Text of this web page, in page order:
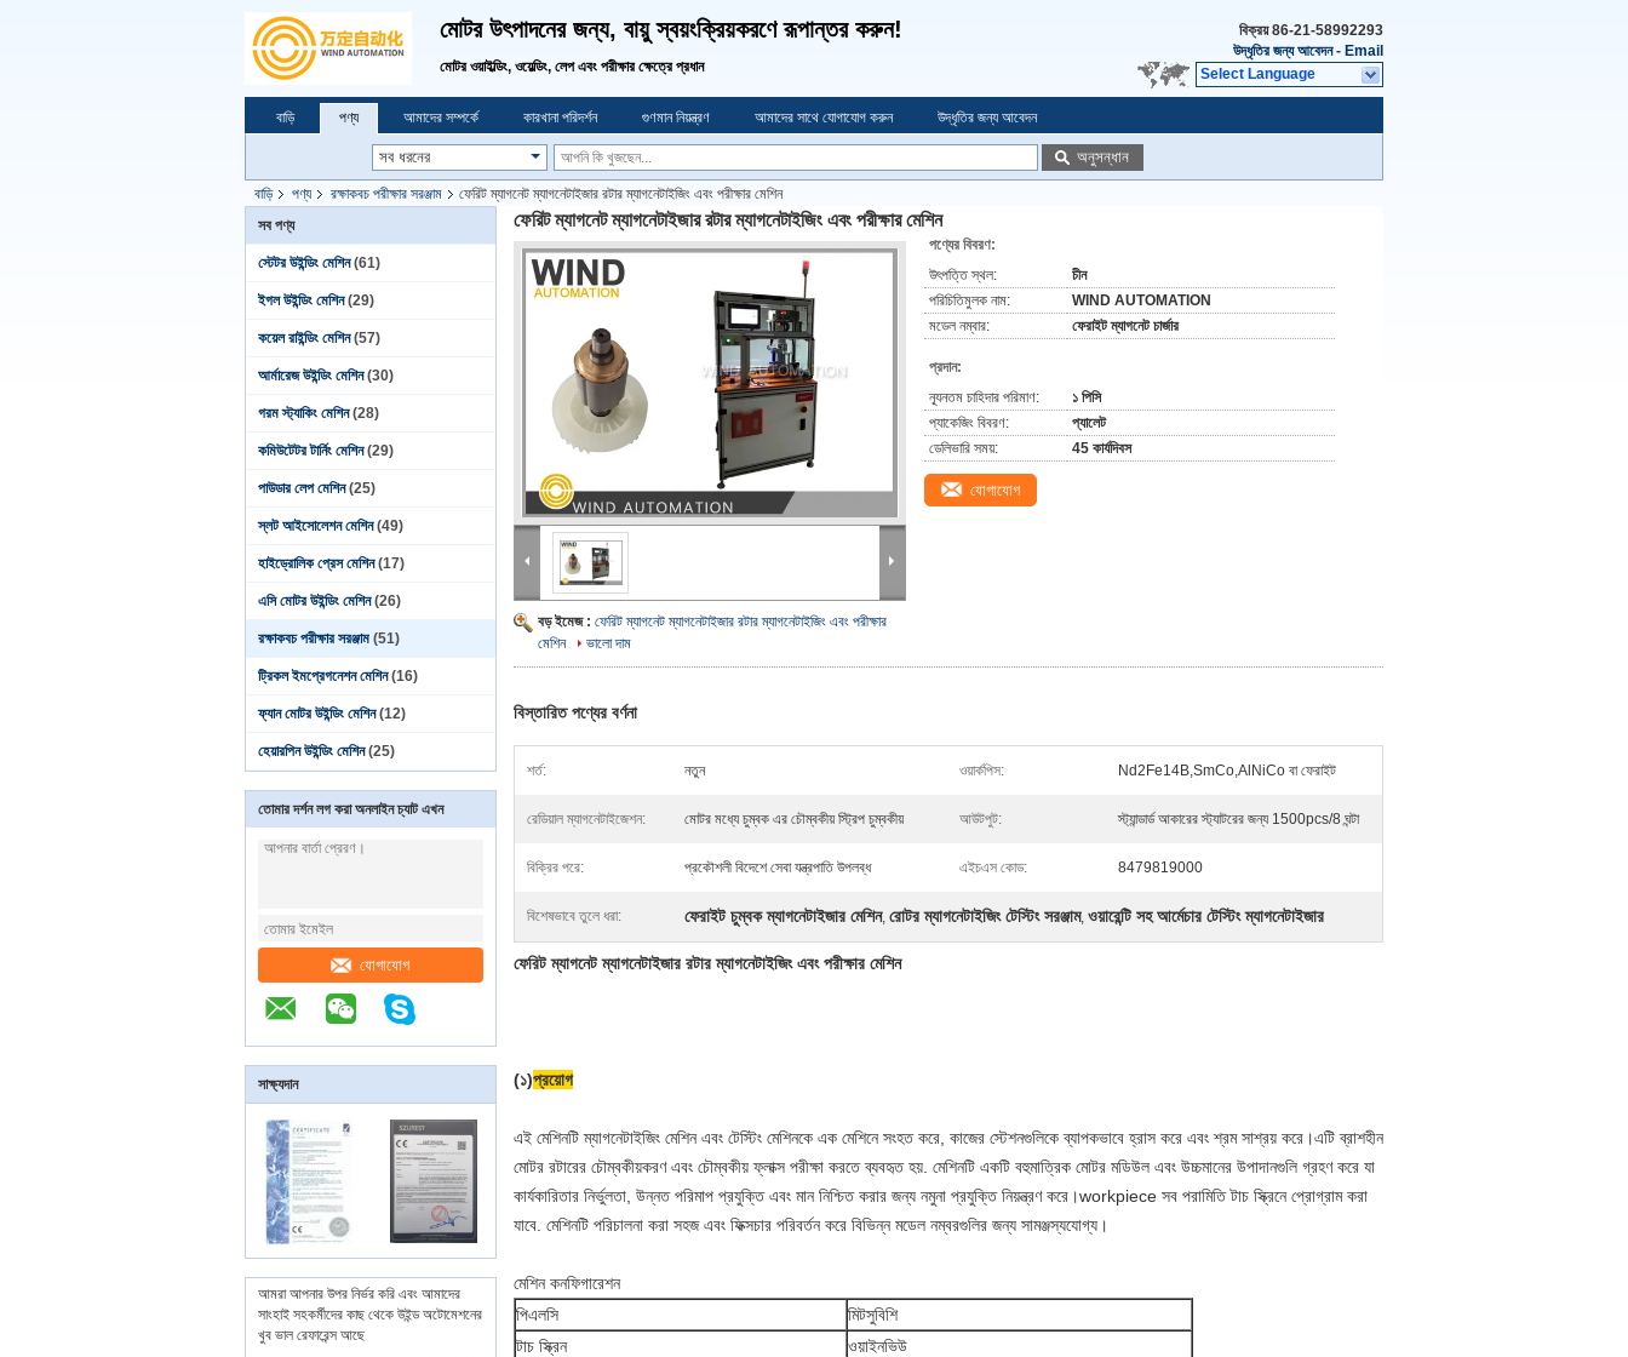
মোটর উৎপাদনের জন্য, বায়ু স্বয়ংক্রিয়করণে রূপান্তর করুন!
মোটর ওয়াইল্ডিং, ওয়েল্ডিং, লেপ এবং পরীক্ষার ক্ষেত্রে প্রধান
বিক্রয়86-21-58992293
উদ্ধৃতির জন্য আবেদন- Email
Select Language
বাড়ি পণ্য আমাদের সম্পর্কে কারখানা পরিদর্শন গুণমান নিয়ন্ত্রণ আমাদের সাথে যোগাযোগ করুন উদ্ধৃতির জন্য আবেদন
অনুসন্ধান
বাড়ি পণ্য রক্ষাকবচ পরীক্ষার সরঞ্জাম
ফেরিট ম্যাগনেট ম্যাগনেটাইজার রটার ম্যাগনেটাইজিং এবং পরীক্ষার মেশিন
সব পণ্য
স্টেটর উইন্ডিং মেশিন (61)
ইগল উইন্ডিং মেশিন (29)
কয়েল রাইন্ডিং মেশিন (57)
আর্মারেজ উইন্ডিং মেশিন (30)
গরম স্ট্যাকিং মেশিন (28)
কমিউটেটর টার্নিং মেশিন (29)
পাউডার লেপ মেশিন (25)
স্লট আইসোলেশন মেশিন (49)
হাইড্রোলিক প্রেস মেশিন (17)
এসি মোটর উইন্ডিং মেশিন (26)
রক্ষাকবচ পরীক্ষার সরঞ্জাম (51)
ট্রিকল ইমপ্রেগনেশন মেশিন (16)
ফ্যান মোটর উইন্ডিং মেশিন (12)
হেয়ারপিন উইন্ডিং মেশিন (25)
তোমার দর্শন লগ করা অনলাইন চ্যাট এখন
যোগাযোগ
সাক্ষ্যদান
আমরা আপনার উপর নির্ভর করি এবং আমাদের
সাংহাই সহকর্মীদের কাছ থেকে উইন্ড অটোমেশনের
খুব ভাল রেফারেন্স আছে
ফেরিট ম্যাগনেট ম্যাগনেটাইজার রটার ম্যাগনেটাইজিং এবং পরীক্ষার মেশিন
বড় ইমেজ : ফেরিট ম্যাগনেট ম্যাগনেটাইজার রটার ম্যাগনেটাইজিং এবং পরীক্ষার
মেশিন
ভালো দাম
পণ্যের বিবরণ:
উৎপত্তি স্থল:
চীন
পরিচিতিমুলক নাম:
WIND AUTOMATION
মডেল নম্বার:
ফেরাইট ম্যাগনেট চার্জার
প্রদান:
ন্যূনতম চাহিদার পরিমাণ:
১ পিসি
প্যাকেজিং বিবরণ:
প্যালেট
ডেলিভারি সময়:
45 কার্যদিবস
যোগাযোগ
বিস্তারিত পণ্যের বর্ণনা
শর্ত: নতুন ওয়ার্কপিস: Nd2Fe14B,SmCo,AlNiCo বা ফেরাইট
রেডিয়াল ম্যাগনেটাইজেশন: মোটর মধ্যে চুম্বক এর চৌম্বকীয় স্ট্রিপ চুম্বকীয় আউটপুট: স্ট্যান্ডার্ড আকারের স্ট্যাটরের জন্য 1500pcs/8 ঘন্টা
বিক্রির পরে: প্রকৌশলী বিদেশে সেবা যন্ত্রপাতি উপলব্ধ এইচএস কোড: 8479819000
বিশেষভাবে তুলে ধরা: ফেরাইট চুম্বক ম্যাগনেটাইজার মেশিন, রোটর ম্যাগনেটাইজিং টেস্টিং সরঞ্জাম, ওয়ারেন্টি সহ আর্মেচার টেস্টিং ম্যাগনেটাইজার
ফেরিট ম্যাগনেট ম্যাগনেটাইজার রটার ম্যাগনেটাইজিং এবং পরীক্ষার মেশিন
(১)প্রয়োগ
এই মেশিনটি ম্যাগনেটাইজিং মেশিন এবং টেস্টিং মেশিনকে এক মেশিনে সংহত করে, কাজের স্টেশনগুলিকে ব্যাপকভাবে হ্রাস করে এবং শ্রম সাশ্রয় করে।এটি ব্রাশহীন
মোটর রটারের চৌম্বকীয়করণ এবং চৌম্বকীয় ফ্লাক্স পরীক্ষা করতে ব্যবহৃত হয়. মেশিনটি একটি বহুমাত্রিক মোটর মডিউল এবং উচ্চমানের উপাদানগুলি গ্রহণ করে যা
কার্যকারিতার নির্ভুলতা, উন্নত পরিমাপ প্রযুক্তি এবং মান নিশ্চিত করার জন্য নমুনা প্রযুক্তি নিয়ন্ত্রণ করে।workpiece সব পরামিতি টাচ স্ক্রিনে প্রোগ্রাম করা
যাবে. মেশিনটি পরিচালনা করা সহজ এবং ফিক্সচার পরিবর্তন করে বিভিন্ন মডেল নম্বরগুলির জন্য সামঞ্জস্যযোগ্য।
মেশিন কনফিগারেশন
পিএলসি
মিটসুবিশি
টাচ স্ক্রিন
ওয়াইনভিউ